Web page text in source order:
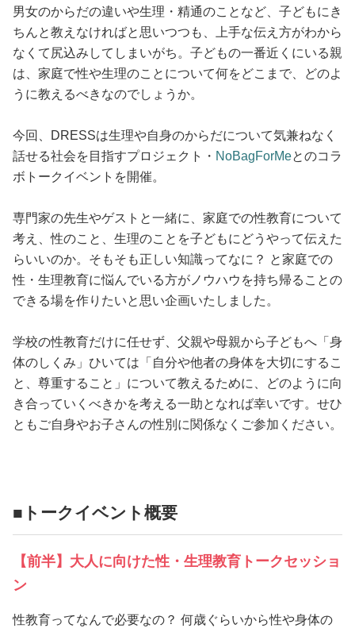
性と愛
ゲーム
男女のからだの違いや生理・精通のことなど、子どもにき
ちんと教えなければと思いつつも、上手な伝え方がわから
なくて尻込みしてしまいがち。子どもの一番近くにいる親
は、家庭で性や生理のことについて何をどこまで、どのよ
うに教えるべきなのでしょうか。
今回、DRESSは生理や自身のからだについて気兼ねなく
話せる社会を目指すプロジェクト・ NoBagForMeとのコラ
ボトークイベントを開催。
専門家の先生やゲストと一緒に、家庭での性教育について
考え、性のこと、生理のことを子どもにどうやって伝えた
らいいのか。そもそも正しい知識ってなに？ と家庭での
性・生理教育に悩んでいる方がノウハウを持ち帰ることの
できる場を作りたいと思い企画いたしました。
学校の性教育だけに任せず、父親や母親から子どもへ「身
体のしくみ」ひいては「自分や他者の身体を大切にするこ
と、尊重すること」について教えるために、どのように向
き合っていくべきかを考える一助となれば幸いです。せひ
ともご自身やお子さんの性別に関係なくご参加ください。
■トークイベント概要
【前半】大人に向けた性・生理教育トークセッショ
ン
性教育ってなんで必要なの？ 何歳ぐらいから性や身体の